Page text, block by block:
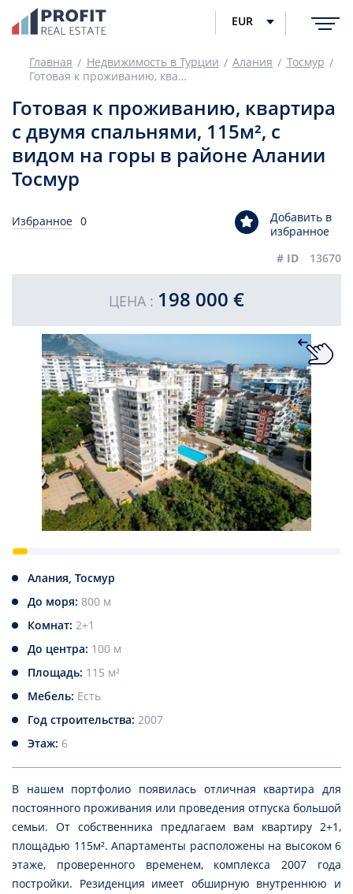
EUR
Главная Недвижимость в Турции Алания
Тосмур
Готовая к проживанию, квартира с двумя спальнями, 115м², с видом на горы в районе Алании Тосмур
Готовая к проживанию, квартира
с двумя спальнями, 115м², с
видом на горы в районе Алании
Тосмур
Избранное 0
Добавить в
избранное
# ID
13670
ЦЕНА : 198 000 €
Алания, Тосмур
До моря: 800 м
Комнат: 2+1
До центра: 100 м
Площадь: 115 м²
Мебель: Есть
Год строительства: 2007
Этаж: 6
В нашем портфолио появилась отличная квартира для
постоянного проживания или проведения отпуска большой
семьи. От собственника предлагаем вам квартиру 2+1,
площадью 115м². Апартаменты расположены на высоком 6
этаже, проверенного временем, комплекса 2007 года
постройки. Резиденция имеет обширную внутреннюю и